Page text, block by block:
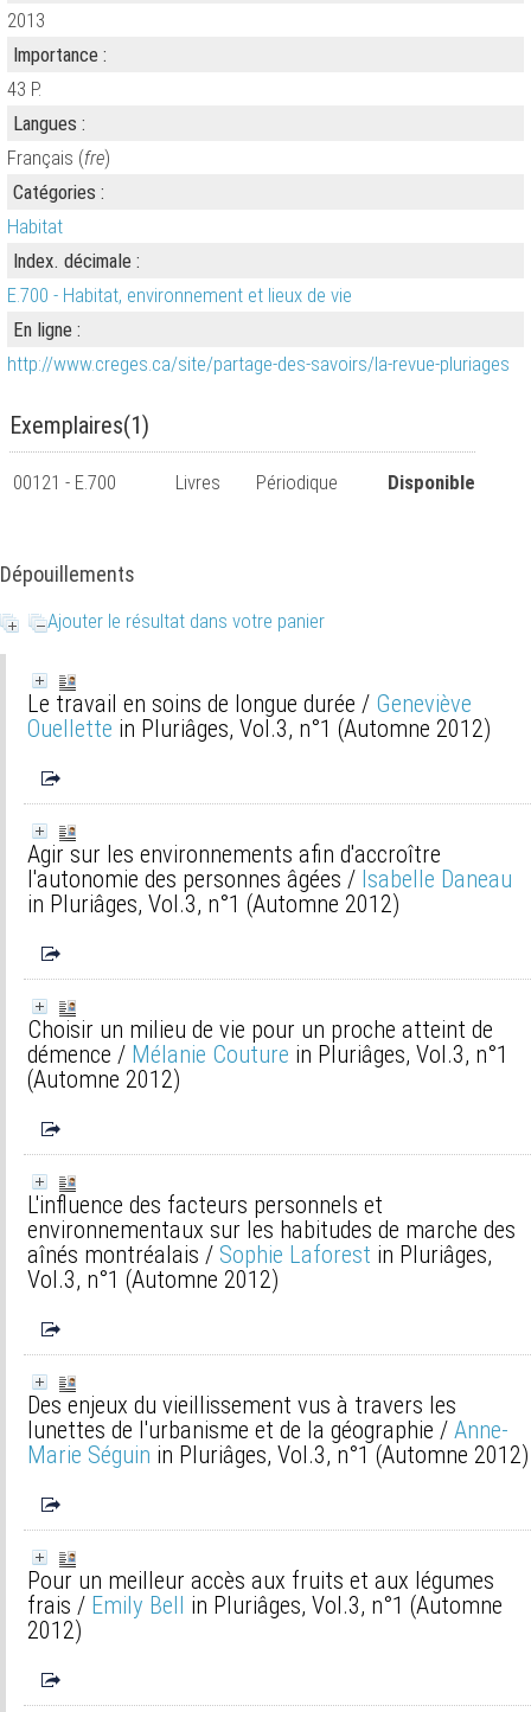
2013
Importance :
43 P.
Langues :
Français (fre)
Catégories :
Habitat
Index. décimale :
E.700 - Habitat, environnement et lieux de vie
En ligne :
http://www.creges.ca/site/partage-des-savoirs/la-revue-pluriages
Exemplaires(1)
00121 - E.700 Livres Périodique Disponible
Dépouillements
Ajouter le résultat dans votre panier
Le travail en soins de longue durée / Geneviève
Ouellette in Pluriâges, Vol.3, n°1 (Automne 2012)
Agir sur les environnements afin d'accroître
l'autonomie des personnes âgées / Isabelle Daneau
in Pluriâges, Vol.3, n°1 (Automne 2012)
Choisir un milieu de vie pour un proche atteint de
démence / Mélanie Couture in Pluriâges, Vol.3, n°1
(Automne 2012)
L'influence des facteurs personnels et
environnementaux sur les habitudes de marche des
aînés montréalais / Sophie Laforest in Pluriâges,
Vol.3, n°1 (Automne 2012)
Des enjeux du vieillissement vus à travers les
lunettes de l'urbanisme et de la géographie / Anne-
Marie Séguin in Pluriâges, Vol.3, n°1 (Automne 2012)
Pour un meilleur accès aux fruits et aux légumes
frais / Emily Bell in Pluriâges, Vol.3, n°1 (Automne
2012)